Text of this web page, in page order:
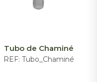
Tubo de Chaminé
REF: Tubo_Chaminé